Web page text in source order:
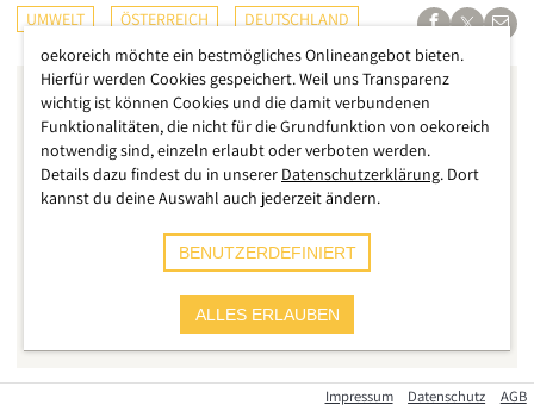
UMWELT ÖSTERREICH DEUTSCHLAND
Impressum Datenschutz AGB
oekoreich möchte ein bestmögliches Onlineangebot bieten.
Hierfür werden Cookies gespeichert. Weil uns Transparenz
wichtig ist können Cookies und die damit verbundenen
Funktionalitäten, die nicht für die Grundfunktion von oekoreich
notwendig sind, einzeln erlaubt oder verboten werden.
Details dazu findest du in unserer Datenschutzerklärung. Dort
kannst du deine Auswahl auch jederzeit ändern.
BENUTZERDEFINIERT
ALLES ERLAUBEN